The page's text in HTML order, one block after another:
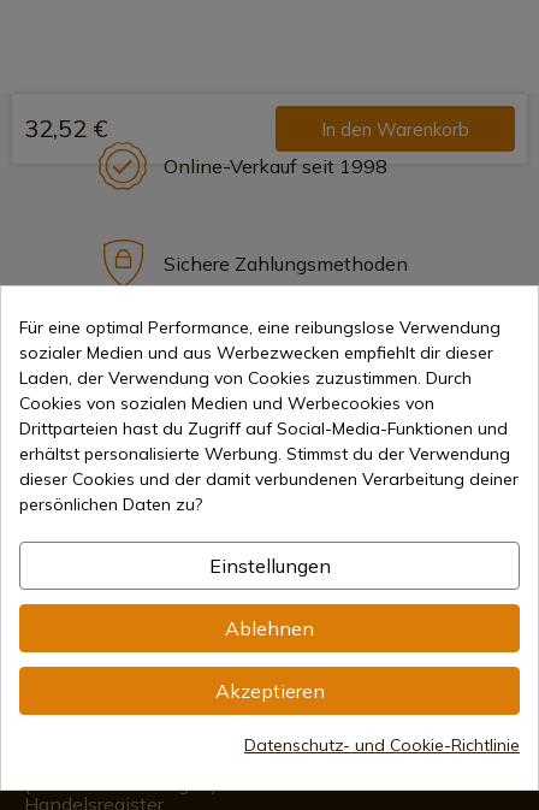
32,52 € In den Warenkorb
Online-Verkauf seit 1998
Sichere Zahlungsmethoden
Internationaler Versand
info@aceros-de-hispania.com
(Außer an Feiertagen)
Handelsregister
Für eine optimal Performance, eine reibungslose Verwendung
sozialer Medien und aus Werbezwecken empfiehlt dir dieser
Laden, der Verwendung von Cookies zuzustimmen. Durch
Cookies von sozialen Medien und Werbecookies von
Drittparteien hast du Zugriff auf Social-Media-Funktionen und
erhältst personalisierte Werbung. Stimmst du der Verwendung
dieser Cookies und der damit verbundenen Verarbeitung deiner
persönlichen Daten zu?
Einstellungen
Ablehnen
Akzeptieren
Datenschutz- und Cookie-Richtlinie